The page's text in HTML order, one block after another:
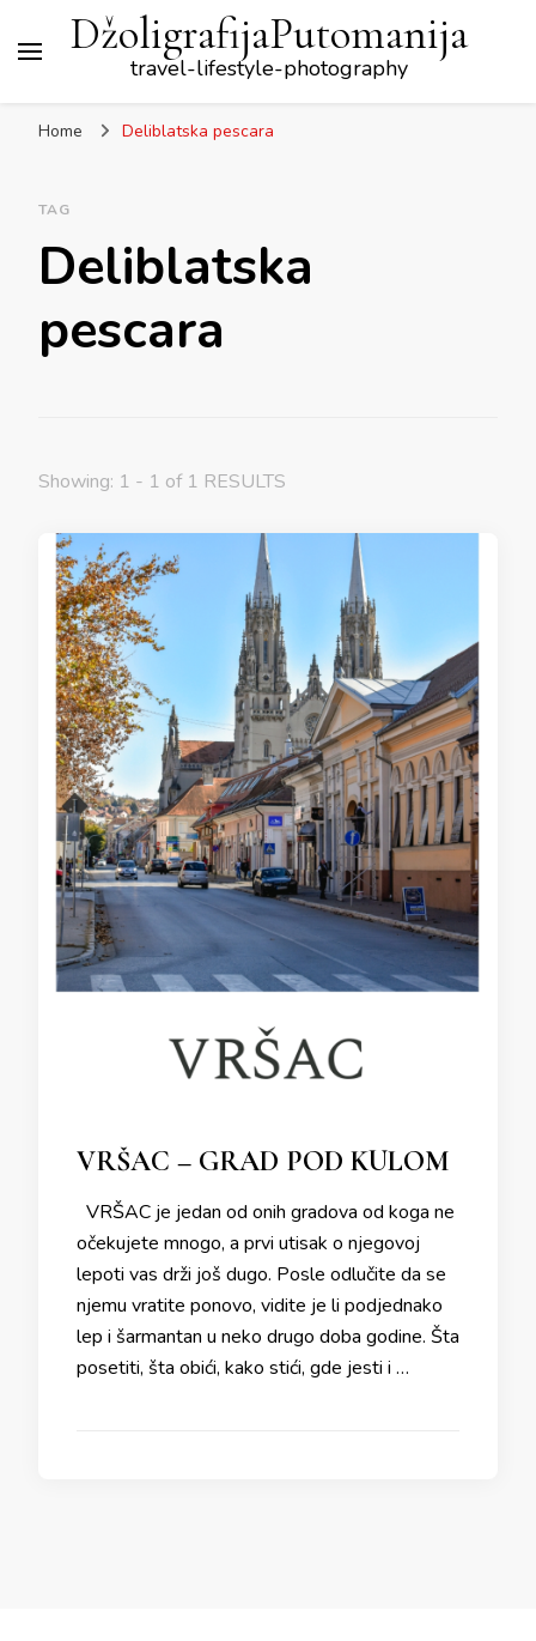
DžoligrafijaPutomanija
travel-lifestyle-photography
Home Deliblatska pescara
TAG
Deliblatska
pescara
Showing: 1 - 1 of 1 RESULTS
VRŠAC – GRAD POD KULOM
VRŠAC je jedan od onih gradova od koga ne
očekujete mnogo, a prvi utisak o njegovoj
lepoti vas drži još dugo. Posle odlučite da se
njemu vratite ponovo, vidite je li podjednako
lep i šarmantan u neko drugo doba godine. Šta
posetiti, šta obići, kako stići, gde jesti i …